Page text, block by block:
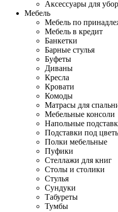
Аксессуары для
Мебель
Мебель по
Мебель в кредит
Банкетки
Барные стулья
Буфеты
Диваны
Кресла
Кровати
Комоды
Матрасы для
Мебельные консоли
Напольные
Подставки под
Полки мебельные
Пуфики
Стеллажи для книг
Столы и столики
Стулья
Сундуки
Табуреты
Тумбы